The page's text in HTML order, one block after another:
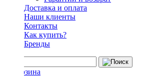
Доставка и оплата
Наши клиенты
Контакты
Как купить?
Бренды